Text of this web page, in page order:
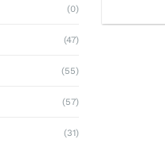
(0)
(47)
(55)
(57)
(31)